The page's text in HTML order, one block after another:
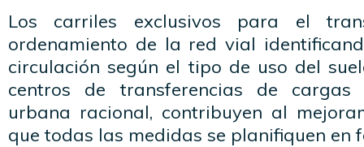
Los carriles exclusivos para el
ordenamiento de la red vial
circulación según el tipo de uso del
centros de transferencias de
urbana racional, contribuyen al
que todas las medidas se planifiquen en